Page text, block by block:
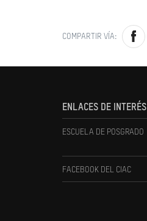
COMPARTIR VÍA:
ENLACES DE INTERÉS
ESCUELA DE POSGRADO
FACEBOOK DEL CIAC